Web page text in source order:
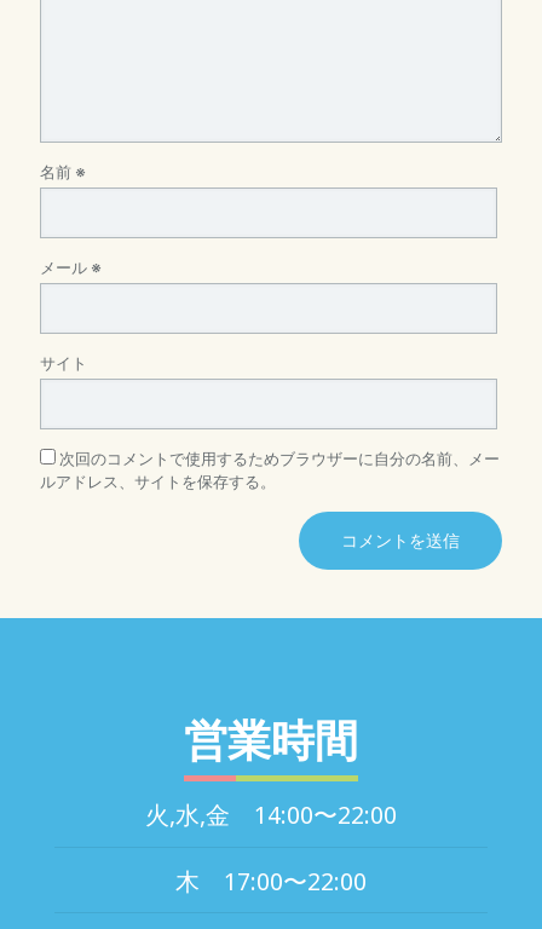
名前 ※
メール ※
サイト
次回のコメントで使用するためブラウザーに自分の名前、メー
ルアドレス、サイトを保存する。
営業時間
火,水,金 14:00〜22:00
木 17:00〜22:00